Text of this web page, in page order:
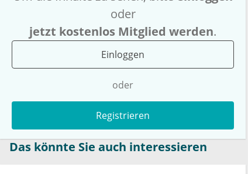
oder
jetzt kostenlos Mitglied werden.
Einloggen
oder
Registrieren
Das könnte Sie auch interessieren